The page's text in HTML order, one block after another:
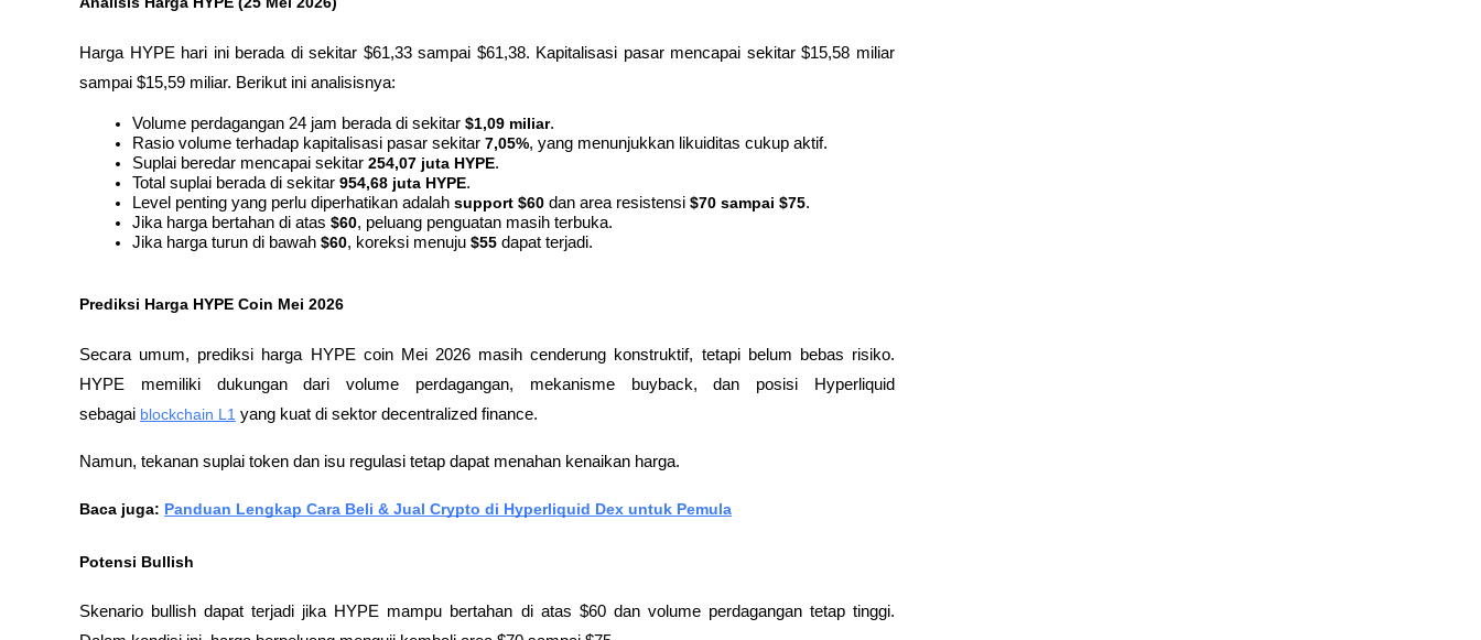
Harga HYPE hari ini berada di sekitar $61,33 sampai $61,38. Kapitalisasi pasar mencapai sekitar $15,58 miliar
sampai $15,59 miliar. Berikut ini analisisnya:
Volume perdagangan 24 jam berada di sekitar $1,09 miliar.
Rasio volume terhadap kapitalisasi pasar sekitar 7,05%, yang menunjukkan likuiditas cukup aktif.
Suplai beredar mencapai sekitar 254,07 juta HYPE.
Total suplai berada di sekitar 954,68 juta HYPE.
Level penting yang perlu diperhatikan adalah support $60 dan area resistensi $70 sampai $75.
Jika harga bertahan di atas $60, peluang penguatan masih terbuka.
Jika harga turun di bawah $60, koreksi menuju $55 dapat terjadi.
Prediksi Harga HYPE Coin Mei 2026
Secara umum, prediksi harga HYPE coin Mei 2026 masih cenderung konstruktif, tetapi belum bebas risiko.
HYPE memiliki dukungan dari volume perdagangan, mekanisme buyback, dan posisi Hyperliquid
sebagai blockchain L1 yang kuat di sektor decentralized finance.
Namun, tekanan suplai token dan isu regulasi tetap dapat menahan kenaikan harga.
Baca juga: Panduan Lengkap Cara Beli & Jual Crypto di Hyperliquid Dex untuk Pemula
Potensi Bullish
Skenario bullish dapat terjadi jika HYPE mampu bertahan di atas $60 dan volume perdagangan tetap tinggi.